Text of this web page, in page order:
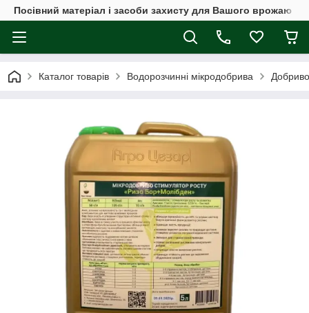
Посівний матеріал і засоби захисту для Вашого врожаю
Каталог товарів Водорозчинні мікродобрива